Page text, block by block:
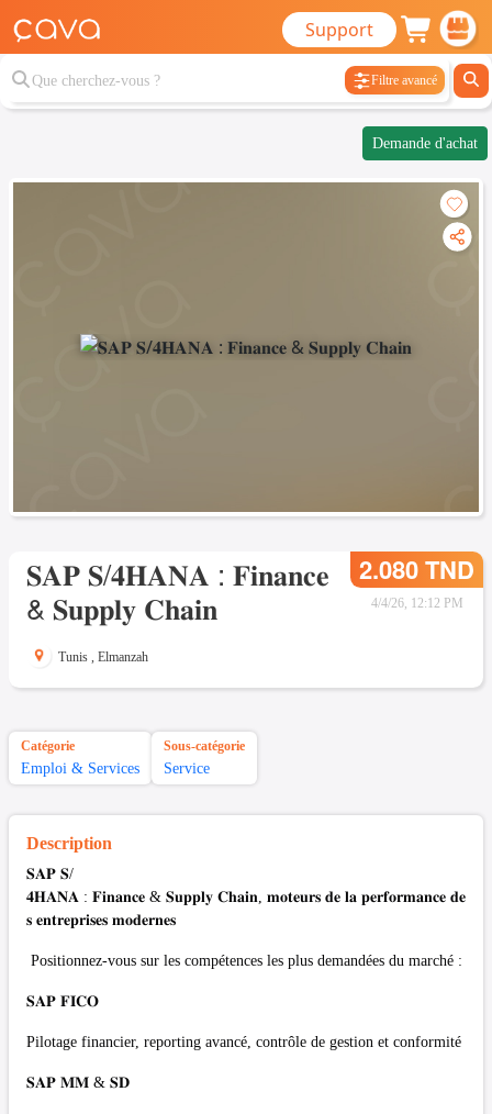
Support
Filtre avancé
Demande d'achat
𝐒𝐀𝐏 𝐒/𝟒𝐇𝐀𝐍𝐀 : 𝐅𝐢𝐧𝐚𝐧𝐜𝐞
& 𝐒𝐮𝐩𝐩𝐥𝐲 𝐂𝐡𝐚𝐢𝐧
2.080 TND
4/4/26, 12:12 PM
Tunis , Elmanzah
Catégorie
Emploi & Services
Sous-catégorie
Service
Description
𝐒𝐀𝐏 𝐒/
𝟒𝐇𝐀𝐍𝐀 : 𝐅𝐢𝐧𝐚𝐧𝐜𝐞 & 𝐒𝐮𝐩𝐩𝐥𝐲 𝐂𝐡𝐚𝐢𝐧, 𝐦𝐨𝐭𝐞𝐮𝐫𝐬 𝐝𝐞 𝐥𝐚 𝐩𝐞𝐫𝐟𝐨𝐫𝐦𝐚𝐧𝐜𝐞 𝐝𝐞
𝐬 𝐞𝐧𝐭𝐫𝐞𝐩𝐫𝐢𝐬𝐞𝐬 𝐦𝐨𝐝𝐞𝐫𝐧𝐞𝐬
Positionnez-vous sur les compétences les plus demandées du marché :
𝐒𝐀𝐏 𝐅𝐈𝐂𝐎
Pilotage financier, reporting avancé, contrôle de gestion et conformité
𝐒𝐀𝐏 𝐌𝐌 & 𝐒𝐃